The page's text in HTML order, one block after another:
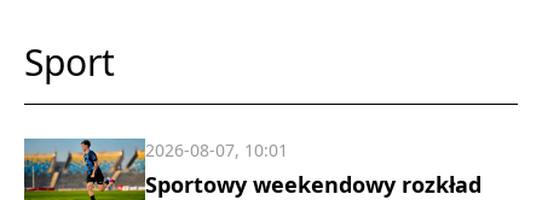
Sport
Sportowy weekendowy rozkład
2026-08-07, 10:01